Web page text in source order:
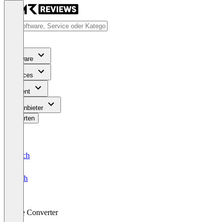
Software
Services
Content
Für Anbieter
Bewerten
Deutsch
English
File Converter